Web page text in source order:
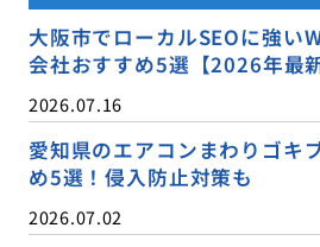
大阪市でローカルSEOに強い
会社おすすめ5選【2026年最新
2026.07.16
愛知県のエアコンまわりゴキ
め5選！侵入防止対策も
2026.07.02